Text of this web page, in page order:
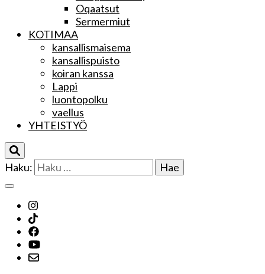
Oqaatsut
Sermermiut
KOTIMAA
kansallismaisema
kansallispuisto
koiran kanssa
Lappi
luontopolku
vaellus
YHTEISTYÖ
Haku: